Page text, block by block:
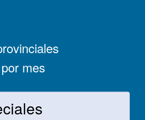
mes